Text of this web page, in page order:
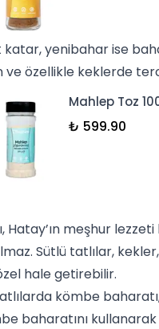
yenibahar ise
özellikle keklerde
Mahlep Toz
₺ 599.90
meşhur
Sütlü tatlılar,
hale getirebilir.
kömbe
baharatını